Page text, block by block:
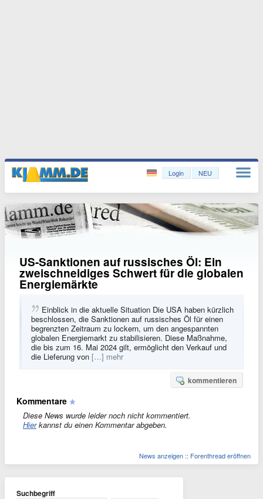
Login NEU
US-Sanktionen auf russisches Öl: Ein
zweischneidiges Schwert für die globalen
Energiemärkte
Einblick in die aktuelle Situation Die USA haben kürzlich
beschlossen, die Sanktionen auf russisches Öl für einen
begrenzten Zeitraum zu lockern, um den angespannten
globalen Energiemarkt zu stabilisieren. Diese Maßnahme,
die bis zum 16. Mai 2024 gilt, ermöglicht den Verkauf und
die Lieferung von […] mehr
kommentieren
Kommentare
Diese News wurde leider noch nicht kommentiert.
Hierkannst du einen Kommentar abgeben.
News anzeigen :: Forenthread eröffnen
Suchbegriff